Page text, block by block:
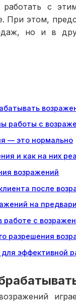
работать с
При этом,
но и в
работы с
— это нормально
и как на них
возражений
после
на
с
разрешения
эффективной